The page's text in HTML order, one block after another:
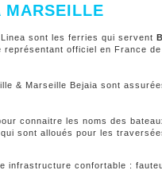
MARSEILLE
sont les ferries qui servent
représentant officiel en France de
& Marseille Bejaia sont
connaitre les noms des
sont alloués pour les
infrastructure confortable :